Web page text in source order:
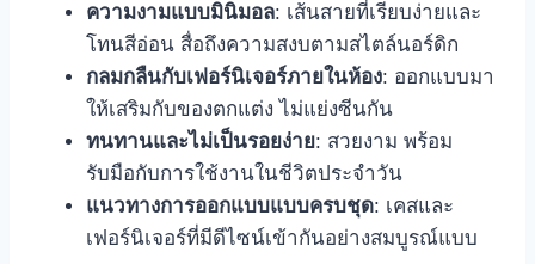
ความงามแบบมินิมอล: เส้นสายที่เรียบง่ายและ
โทนสีอ่อน สื่อถึงความสงบตามสไตล์นอร์ดิก
กลมกลืนกับเฟอร์นิเจอร์ภายในห้อง: ออกแบบมา
ให้เสริมกับของตกแต่ง ไม่แย่งซีนกัน
ทนทานและไม่เป็นรอยง่าย: สวยงาม พร้อม
รับมือกับการใช้งานในชีวิตประจำวัน
แนวทางการออกแบบแบบครบชุด: เคสและ
เฟอร์นิเจอร์ที่มีดีไซน์เข้ากันอย่างสมบูรณ์แบบ